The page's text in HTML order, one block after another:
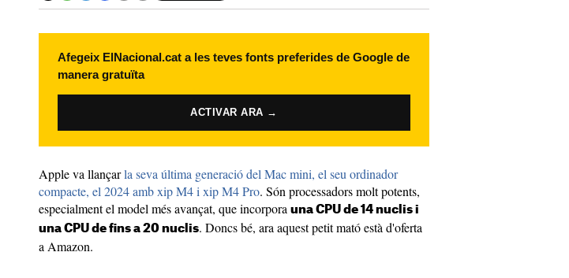
Afegeix ElNacional.cat a les teves fonts preferides de Google de
manera gratuïta
ACTIVAR ARA →
Apple va llançarla seva última generació del Mac mini, el seu ordinador
compacte, el 2024 amb xip M4 i xip M4 Pro. Són processadors molt potents,
especialment el model més avançat, que incorpora una CPU de 14 nuclis i
una CPU de fins a 20 nuclis. Doncs bé, ara aquest petit mató està d'oferta
a Amazon.